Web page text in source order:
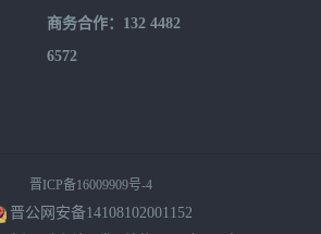
商务合作：132 4482
6572
晋ICP备16009909号-4
晋公网安备14108102001152